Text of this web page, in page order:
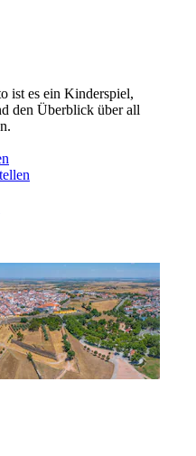
ist es ein Kinderspiel,
den Überblick über all